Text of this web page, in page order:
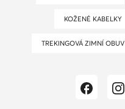
KOŽENÉ KABELKY
TREKINGOVÁ ZIMNÍ OBUV